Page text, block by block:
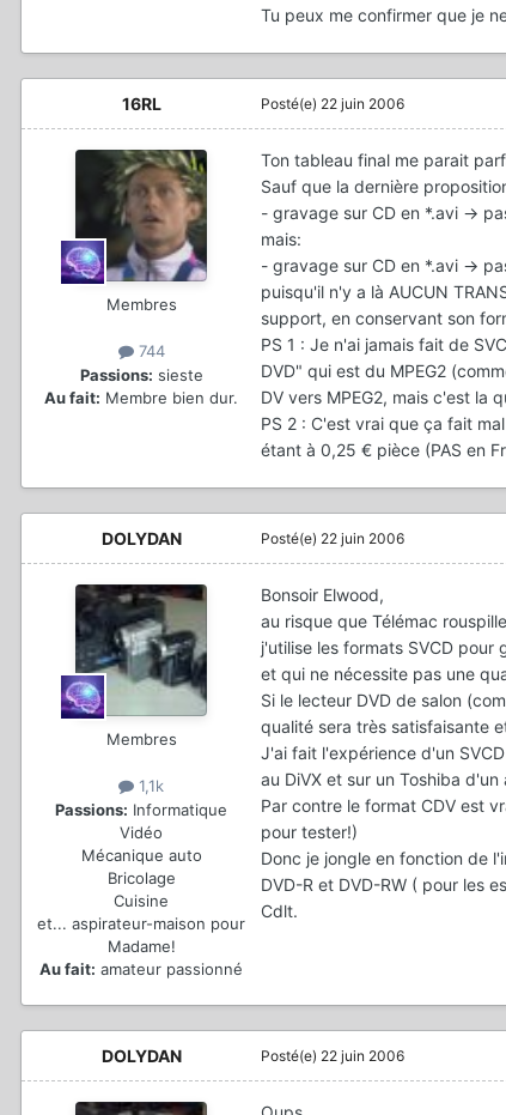
Tu peux me confirmer que je
16RL
Membres
744
Passions: sieste
Au fait: Membre bien dur.
Posté(e) 22 juin 2006
Ton tableau final me parait
Sauf que la dernière
- gravage sur CD en *.avi ->
mais:
- gravage sur CD en *.avi ->
puisqu'il n'y a là AUCUN
support, en conservant son
PS 1 : Je n'ai jamais fait de
DVD" qui est du MPEG2
DV vers MPEG2, mais c'est la
PS 2 : C'est vrai que ça fait
étant à 0,25 € pièce (PAS en
DOLYDAN
Membres
1,1k
Passions: Informatique
Vidéo
Mécanique auto
Bricolage
Cuisine
et... aspirateur-maison pour
Madame!
Au fait: amateur passionné
Posté(e) 22 juin 2006
Bonsoir Elwood,
au risque que Télémac
j'utilise les formats SVCD
et qui ne nécessite pas une
Si le lecteur DVD de salon
qualité sera très satisfaisante
J'ai fait l'expérience d'un
au DiVX et sur un Toshiba
Par contre le format CDV est
pour tester!)
Donc je jongle en fonction de
DVD-R et DVD-RW ( pour les
Cdlt.
DOLYDAN Posté(e) 22 juin 2006